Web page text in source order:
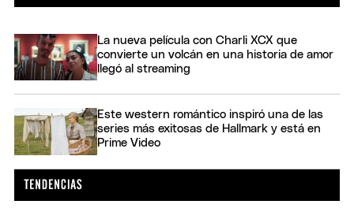
La nueva película con Charli XCX que
convierte un volcán en una historia de amor
llegó al streaming
Este western romántico inspiró una de las
series más exitosas de Hallmark y está en
Prime Video